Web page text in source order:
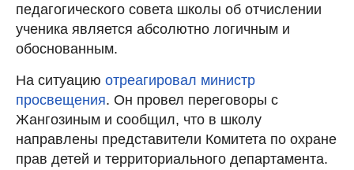
педагогического совета школы об отчислении
ученика является абсолютно логичным и
обоснованным.
На ситуацию отреагировал министр
просвещения. Он провел переговоры с
Жангозиным и сообщил, что в школу
направлены представители Комитета по охране
прав детей и территориального департамента.